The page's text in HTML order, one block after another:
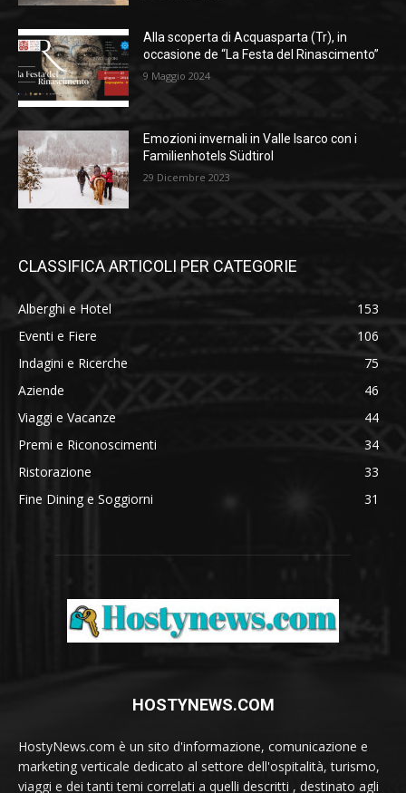
Alla scoperta di Acquasparta (Tr), in
occasione de “La Festa del Rinascimento”
9 Maggio 2024
Emozioni invernali in Valle Isarco con i
Familienhotels Südtirol
29 Dicembre 2023
CLASSIFICA ARTICOLI PER CATEGORIE
Alberghi e Hotel
153
Eventi e Fiere
106
Indagini e Ricerche
75
Aziende
46
Viaggi e Vacanze
44
Premi e Riconoscimenti
34
Ristorazione
33
Fine Dining e Soggiorni
31
HOSTYNEWS.COM
HostyNews.com è un sito d'informazione, comunicazione e
marketing verticale dedicato al settore dell'ospitalità, turismo,
viaggi e dei tanti temi correlati a quelli descritti , destinato agli